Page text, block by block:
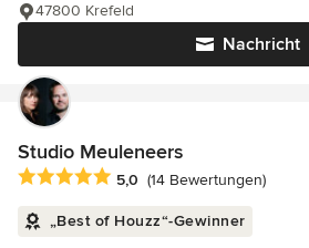
Nachricht
47800 Krefeld
Studio Meuleneers
Durchschnittliche Bewertung: 5 von 5
5,0 (14 Bewertungen)
„Best of Houzz“-Gewinner